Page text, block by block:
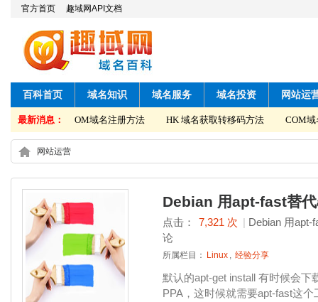
官方首页 趣域网API文档
百科首页 域名知识 域名服务 域名投资 网站运
最新消息：
码方法 COM域名注册方法 HK 域名获取转移码方法 COM域
网站运营
Debian 用apt-fast替
点击： 7,321 次 | Debian 用apt-
论
所属栏目： Linux , 经验分享
默认的apt-get install 有时候会
PPA，这时候就需要apt-fast这